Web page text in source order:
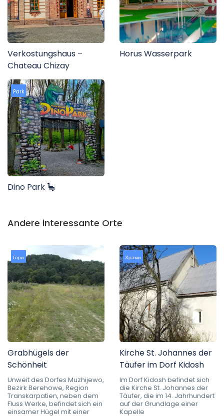
Verkostungshaus –
Chateau Chizay
Horus Wasserpark
Park
Dino Park 🦕
Andere interessante Orte
Гори
Grabhügels der
Schönheit
Unweit des Dorfes Muzhijewo,
Bezirk Berehowe, Region
Transkarpatien, neben dem
Fluss Werke, befindet sich ein
einsamer Hügel mit einer
Храми
Kirche St. Johannes der
Täufer im Dorf Kidosh
Im Dorf Kidosh befindet sich
die Kirche St. Johannes der
Täufer, die im 14. Jahrhundert
auf der Grundlage einer
Kapelle